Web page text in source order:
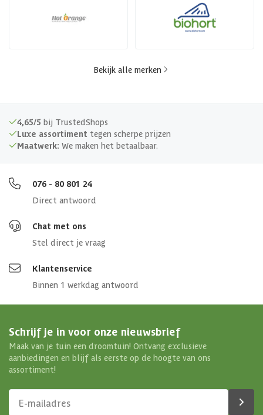
Bekijk alle merken
4,65/5 bij TrustedShops
Luxe assortiment tegen scherpe prijzen
Maatwerk: We maken het betaalbaar.
076 - 80 801 24
Direct antwoord
Chat met ons
Stel direct je vraag
Klantenservice
Binnen 1 werkdag antwoord
Schrijf je in voor onze nieuwsbrief
Maak van je tuin een droomtuin! Ontvang exclusieve
aanbiedingen en blijf als eerste op de hoogte van ons
assortiment!